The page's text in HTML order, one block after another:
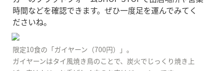
時間などを確認できます。ぜひ一度足を運んでみてく
ださいね。
限定10食の「ガイヤーン（700円）」。
ガイヤーンはタイ風焼き鳥のことで、炭火でじっくり焼き上